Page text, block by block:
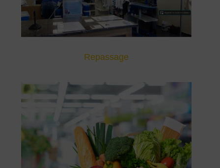
Repassage